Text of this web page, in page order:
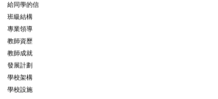
給同學的信
班級結構
專業領導
教師資歷
教師成就
發展計劃
學校架構
學校設施